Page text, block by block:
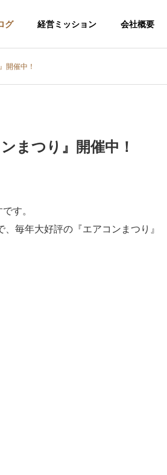
グ 経営ミッション 会社概要
開催中！
まつり』開催中！
す。
毎年大好評の『エアコンまつり』